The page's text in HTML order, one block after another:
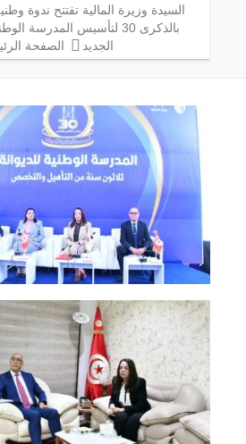
السيدة وزيرة المالية تفتتح ندوة
بالذكرى 30 لتأسيس المدرسة
الجديد
الصفحة